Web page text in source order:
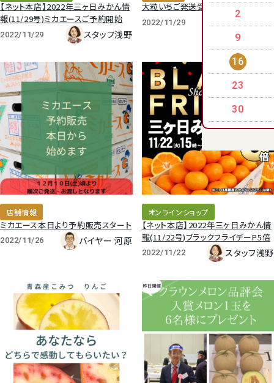
2
9
16
23
30
桃
大糖領桃
温室みかん(ハウスみかん)
梨
幸水梨ロイヤル
クイーンルージュ
神紅ぶどう
ナガノパープル
【ネット本店】2022年三ヶ日みかん情
報(11/29号)ミカエースご予約開始
2022/11/29 スタッフ浅野
大粒いちご発送受付開始しました
2022/11/29
店舗情報
ミカエース本日より予約販売スタート
2022/11/26 バイヤー 河原
オンラインショップ
【ネット本店】2022年三ヶ日みかん情
報(11/22号)ブラックフライデーP5倍
2022/11/22 スタッフ浅野